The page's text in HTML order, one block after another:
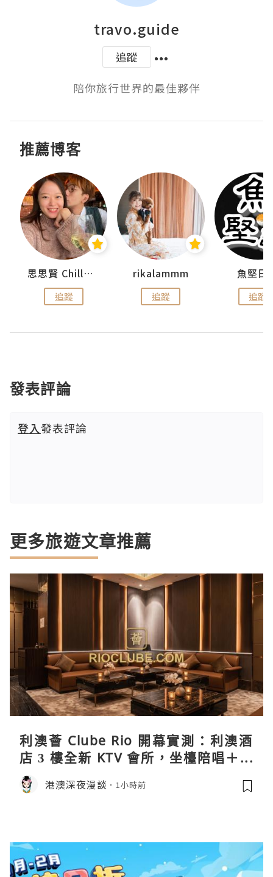
travo.guide
追蹤
陪你旅行世界的最佳夥伴
推薦博客
思思賢 ChillMyBabe
追蹤
rikalammm
追蹤
魚堅日
追蹤
發表評論
登入發表評論
更多旅遊文章推薦
利澳薈 Clube Rio 開幕實測：利澳酒
店 3 樓全新 KTV 會所，坐檯陪唱＋水
療套票一次過睇
港澳深夜漫談 1小時前